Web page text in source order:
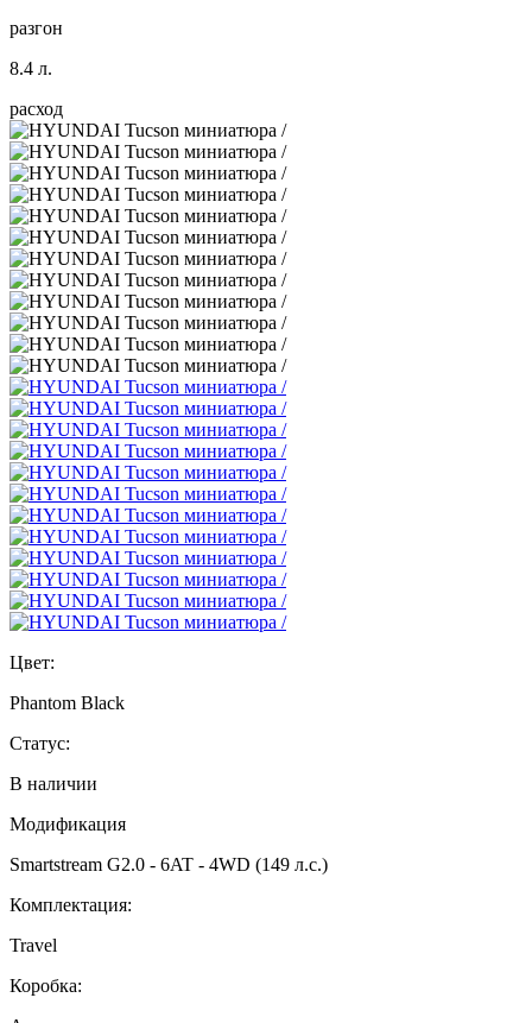
разгон
8.4 л.
расход
Цвет:
Phantom Black
Статус:
В наличии
Модификация
Smartstream G2.0 - 6AT - 4WD (149 л.с.)
Комплектация:
Travel
Коробка: